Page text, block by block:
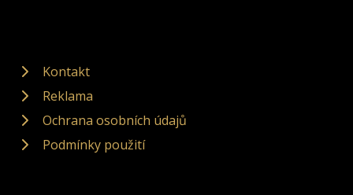
Kontakt
Reklama
Ochrana osobních údajů
Podmínky použití